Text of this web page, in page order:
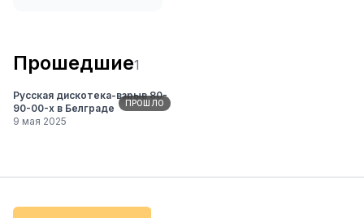
Прошедшие1
ПРОШЛО
Русская дискотека-взрыв 80-
90-00-х в Белграде
9 мая 2025